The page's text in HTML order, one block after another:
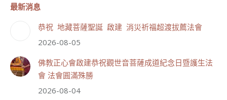
分享
最新消息
恭祝 地藏菩薩聖誕 啟建 消災祈福超渡拔薦法會
2026-08-05
佛教正心會啟建恭祝觀世音菩薩成道紀念日暨護生法
會 法會圓滿殊勝
2026-08-04